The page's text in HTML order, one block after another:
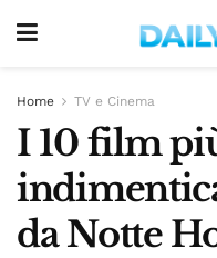
Home TV e Cinema
I 10 film
da Notte